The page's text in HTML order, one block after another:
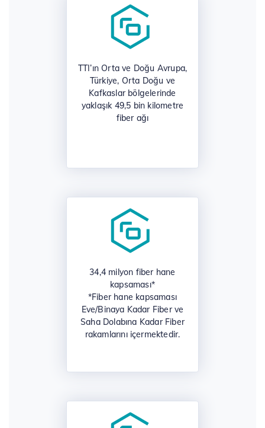
TTI’ın Orta ve Doğu Avrupa,
Türkiye, Orta Doğu ve
Kafkaslar bölgelerinde
yaklaşık 49,5 bin kilometre
fiber ağı
34,4 milyon fiber hane
kapsaması*
*Fiber hane kapsaması
Eve/Binaya Kadar Fiber ve
Saha Dolabına Kadar Fiber
rakamlarını içermektedir.